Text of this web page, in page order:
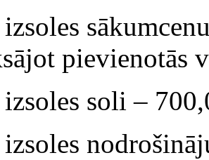
pievienotās
izsoles soli –